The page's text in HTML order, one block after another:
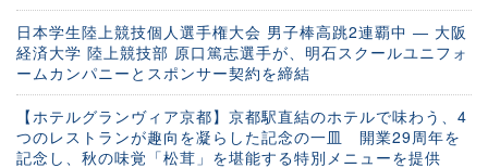
日本学生陸上競技個人選手権大会 男子棒高跳2連覇中 ― 大阪
経済大学 陸上競技部 原口篤志選手が、明石スクールユニフォ
ームカンパニーとスポンサー契約を締結
【ホテルグランヴィア京都】京都駅直結のホテルで味わう、4
つのレストランが趣向を凝らした記念の一皿 開業29周年を
記念し、秋の味覚「松茸」を堪能する特別メニューを提供